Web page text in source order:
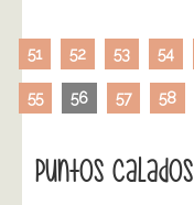
51 52 53 54
55 56 57 58
Puntos Calados